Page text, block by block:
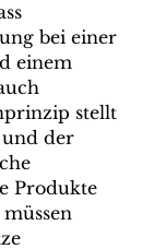
bei einer
einem
stellt
und der
Produkte